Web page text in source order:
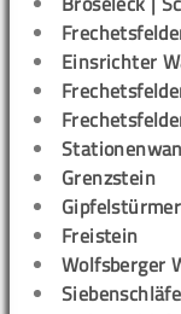
Einsrichter
Grenzstein
Freistein
Wolfsberger